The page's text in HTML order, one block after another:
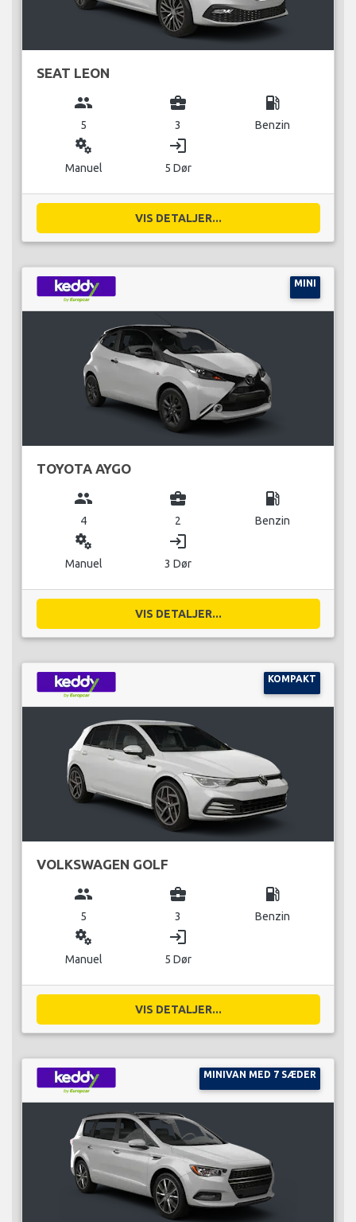
SEAT LEON
group
5
business_center
3
local_gas_station
Benzin
miscellaneous_services
Manuel
login
5 Dør
VIS DETALJER...
MINI
TOYOTA AYGO
group
4
business_center
2
local_gas_station
Benzin
miscellaneous_services
Manuel
login
3 Dør
VIS DETALJER...
KOMPAKT
VOLKSWAGEN GOLF
group
5
business_center
3
local_gas_station
Benzin
miscellaneous_services
Manuel
login
5 Dør
VIS DETALJER...
MINIVAN MED 7 SÆDER